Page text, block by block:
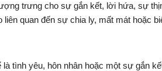
trưng cho sự gắn kết, lời hứa, sự
quan đến sự chia ly, mất mát hoặc
tình yêu, hôn nhân hoặc một sự gắn